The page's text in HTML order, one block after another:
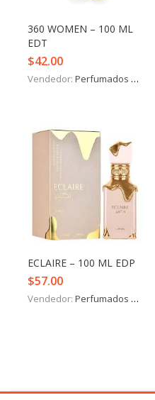
360 WOMEN – 100 ML
EDT
$42.00
Vendedor: Perfumados y más
ECLAIRE – 100 ML EDP
$57.00
Vendedor: Perfumados y más